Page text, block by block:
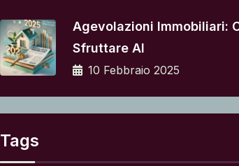
Agevolazioni Immobiliari:
Sfruttare Al
10 Febbraio 2025
Tags